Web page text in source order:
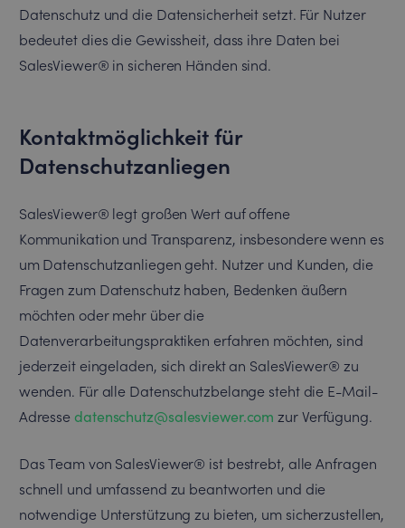
Datenschutz und die Datensicherheit setzt. Für Nutzer
bedeutet dies die Gewissheit, dass ihre Daten bei
SalesViewer® in sicheren Händen sind.
Kontaktmöglichkeit für
Datenschutzanliegen
SalesViewer® legt großen Wert auf offene
Kommunikation und Transparenz, insbesondere wenn es
um Datenschutzanliegen geht. Nutzer und Kunden, die
Fragen zum Datenschutz haben, Bedenken äußern
möchten oder mehr über die
Datenverarbeitungspraktiken erfahren möchten, sind
jederzeit eingeladen, sich direkt an SalesViewer® zu
wenden. Für alle Datenschutzbelange steht die E-Mail-
Adresse datenschutz@salesviewer.com zur Verfügung.
Das Team von SalesViewer® ist bestrebt, alle Anfragen
schnell und umfassend zu beantworten und die
notwendige Unterstützung zu bieten, um sicherzustellen,